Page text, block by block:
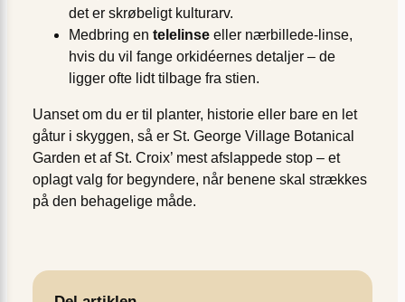
det er skrøbeligt kulturarv.
Medbring en telelinse eller nærbillede-linse,
hvis du vil fange orkidéernes detaljer – de
ligger ofte lidt tilbage fra stien.
Uanset om du er til planter, historie eller bare en let
gåtur i skyggen, så er St. George Village Botanical
Garden et af St. Croix’ mest afslappede stop – et
oplagt valg for begyndere, når benene skal strækkes
på den behagelige måde.